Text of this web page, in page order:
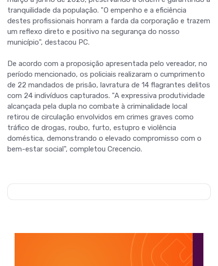
tranquilidade da população. "O empenho e a eficiência
destes profissionais honram a farda da corporação e trazem
um reflexo direto e positivo na segurança do nosso
município", destacou PC.
De acordo com a proposição apresentada pelo vereador, no
período mencionado, os policiais realizaram o cumprimento
de 22 mandados de prisão, lavratura de 14 flagrantes delitos
com 24 indivíduos capturados. "A expressiva produtividade
alcançada pela dupla no combate à criminalidade local
retirou de circulação envolvidos em crimes graves como
tráfico de drogas, roubo, furto, estupro e violência
doméstica, demonstrando o elevado compromisso com o
bem-estar social", completou Crecencio.